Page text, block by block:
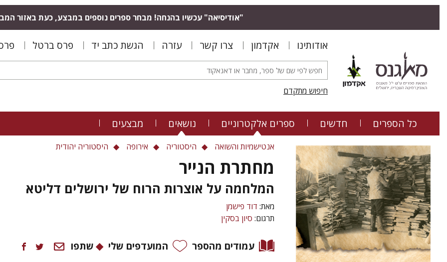
"אודיסיאה" עכשיו בהנחה! מבחר ספרים נוספים במבצע, כעת באזור
אודותינו אקדמון צרו קשר עזרה הגשת כתב יד פרס ברטל
חיפוש מתקדם
כל הספרים חדשים ספרים אלקטרוניים נושאים מבצעים
אנטישמיות והשואה היסטוריה אירופה היסטוריה יהודית
מחתרת הנייר
המלחמה על אוצרות הרוח של ירושלים דליטא
מאת: דוד פישמן
תרגום: סיון בסקין
עמודים מהספר המועדפים שלי שתפו